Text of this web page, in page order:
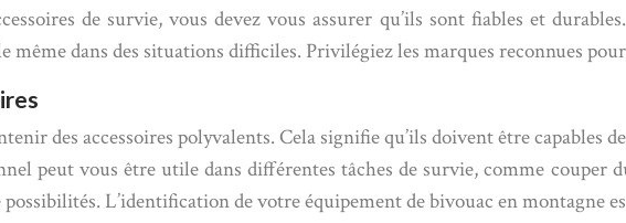
de survie, vous devez vous assurer qu’ils sont fiables et
même dans des situations difficiles. Privilégiez les marques reconnues
des accessoires polyvalents. Cela signifie qu’ils doivent être capables
peut vous être utile dans différentes tâches de survie, comme couper
L’identification de votre équipement de bivouac en montagne